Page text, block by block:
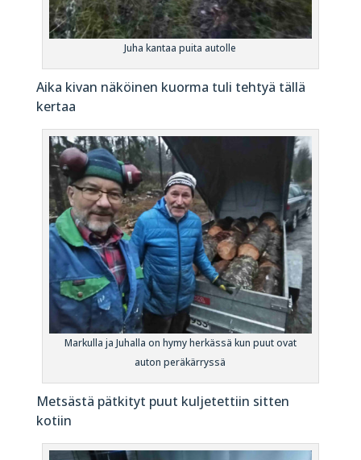
Juha kantaa puita autolle
Aika kivan näköinen kuorma tuli tehtyä tällä
kertaa
Markulla ja Juhalla on hymy herkässä kun puut ovat
auton peräkärryssä
Metsästä pätkityt puut kuljetettiin sitten
kotiin